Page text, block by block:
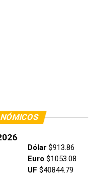
Dólar$913.86
Euro $1053.08
UF $40844.79